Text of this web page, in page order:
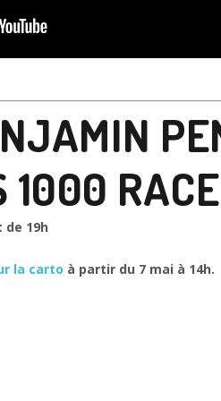
1000 RACE
19h
la carto à partir du 7 mai à 14h.